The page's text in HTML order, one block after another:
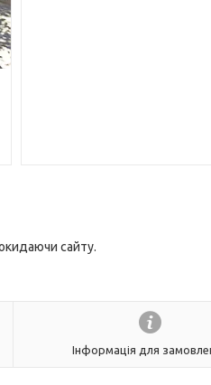
сайту.
Інформація для